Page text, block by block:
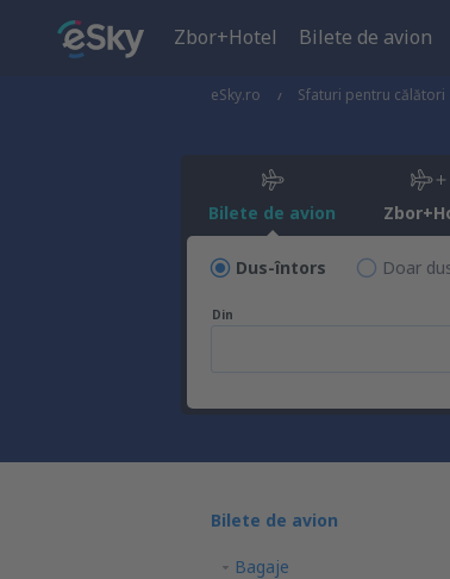
Zbor+Hotel Bilete de avion
eSky.ro Sfaturi pentru călători
Bilete de avion
Dus-întors Doar
Din
Bilete de avion
Bagaje